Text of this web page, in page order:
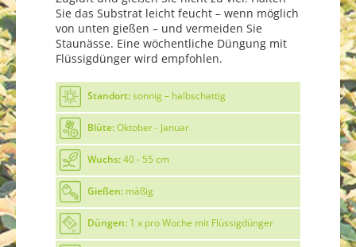
Sie das Substrat leicht feucht – wenn möglich
von unten gießen – und vermeiden Sie
Staunässe. Eine wöchentliche Düngung mit
Flüssigdünger wird empfohlen.
Standort:sonnig – halbschattig
Blüte:Oktober - Januar
Wuchs:40 - 55 cm
Gießen: mäßig
Düngen: 1 x pro Woche mit Flüssigdünger